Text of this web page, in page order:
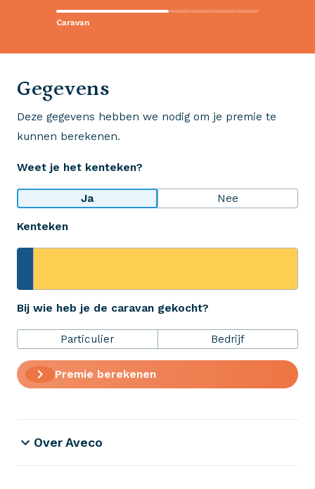
Caravan
Gegevens
Deze gegevens hebben we nodig om je premie te
kunnen berekenen.
Weet je het kenteken?
Ja Nee
Kenteken
Bij wie heb je de caravan gekocht?
Particulier Bedrijf
Premie berekenen
Contact met Aveco?
Wij staan voor je klaar!
Wij krijgen een 8,5!
Op basis van ruim 3.000 reviews
Bekijk wat anderen over ons zeggen
+31 (0)523 - 20 80 30
Verzekeringen
Over Aveco